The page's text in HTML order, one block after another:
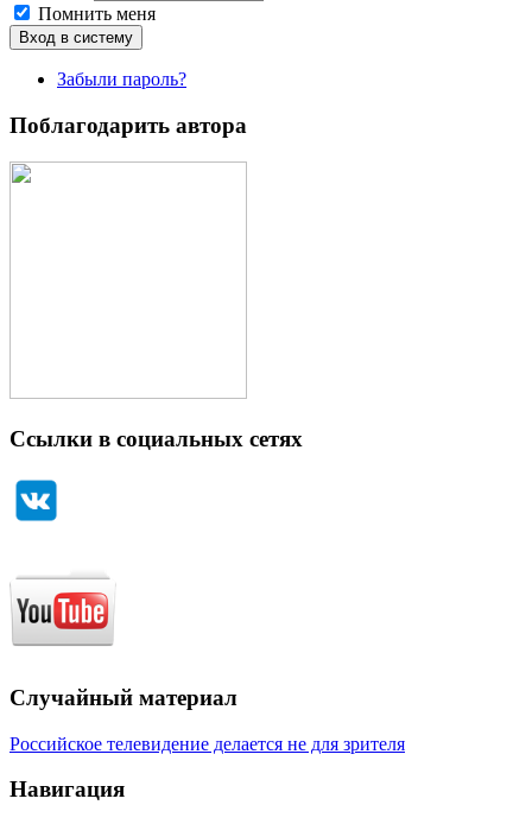
Помнить меня
Забыли пароль?
Поблагодарить автора
Ссылки в социальных сетях
Случайный материал
Российское телевидение делается не для зрителя
Навигация